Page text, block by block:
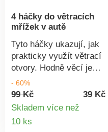
4 háčky do větracích
mřížek v autě
Tyto háčky ukazují, jak
prakticky využít větrací
otvory. Hodně věcí je
tak v autě okamžitě po
ruce: klíče, kabely,
sluneční brýle, roušky
- 60%
99 Kč
39 Kč
Skladem více než
10 ks